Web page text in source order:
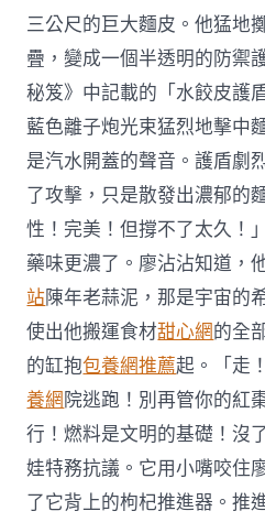
三公尺的巨大麵皮。他猛地
疊，變成一個半透明的防禦
秘笈》中記載的「水餃皮護
藍色離子炮光束猛烈地擊中
是汽水開蓋的聲音。護盾劇
了攻擊，只是散發出濃郁的
性！完美！但撐不了太久！
藥味更濃了。廖沾沾知道，
站陳年老蒜泥，那是宇宙的
使出他搬運食材甜心網的全
的缸抱包養網推薦起。「走
養網院逃跑！別再管你的紅
行！燃料是文明的基礎！沒
娃特務抗議。它用小嘴咬住
了它背上的枸杞推進器。推